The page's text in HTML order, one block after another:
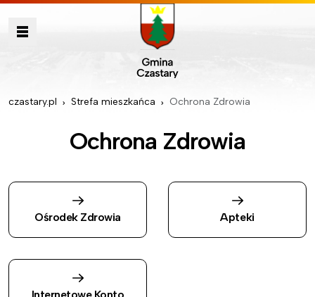
czastary.pl Strefa mieszkańca Ochrona Zdrowia
Ochrona Zdrowia
Ośrodek Zdrowia Apteki